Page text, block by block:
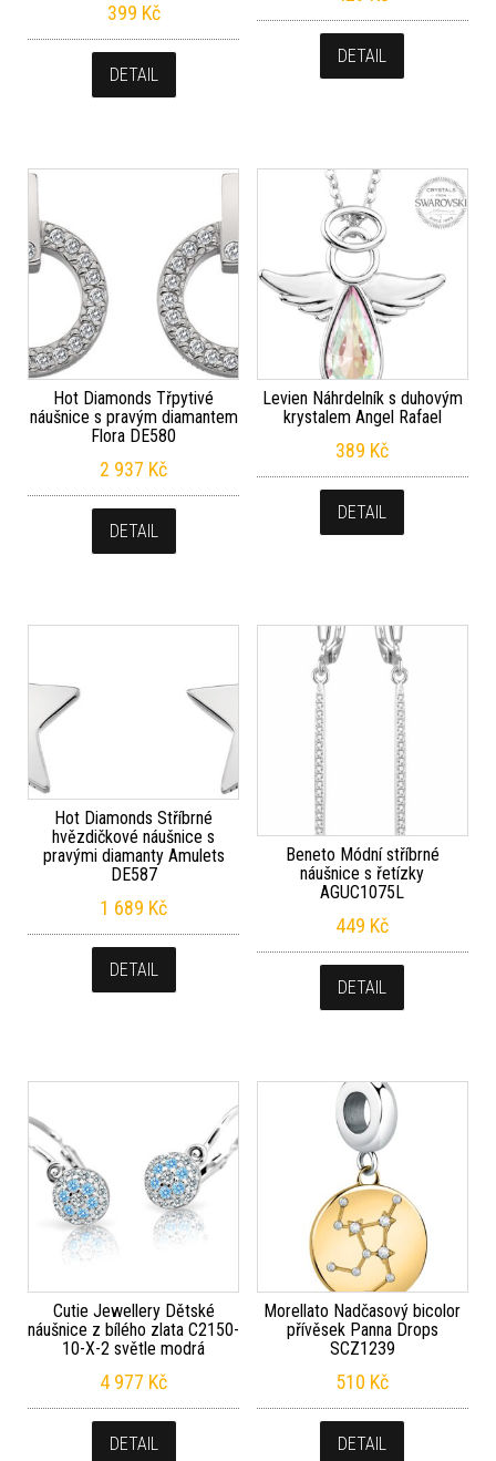
399 Kč
DETAIL
DETAIL
Hot Diamonds Třpytivé
náušnice s pravým diamantem
Flora DE580
2 937 Kč
DETAIL
Levien Náhrdelník s duhovým
krystalem Angel Rafael
389 Kč
DETAIL
Hot Diamonds Stříbrné
hvězdičkové náušnice s
pravými diamanty Amulets
DE587
1 689 Kč
DETAIL
Beneto Módní stříbrné
náušnice s řetízky
AGUC1075L
449 Kč
DETAIL
Cutie Jewellery Dětské
náušnice z bílého zlata C2150-
10-X-2 světle modrá
4 977 Kč
DETAIL
Morellato Nadčasový bicolor
přívěsek Panna Drops
SCZ1239
510 Kč
DETAIL